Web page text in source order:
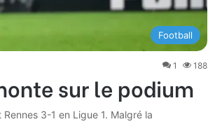
Football
1 188
sur le podium
3-1 en Ligue 1. Malgré la